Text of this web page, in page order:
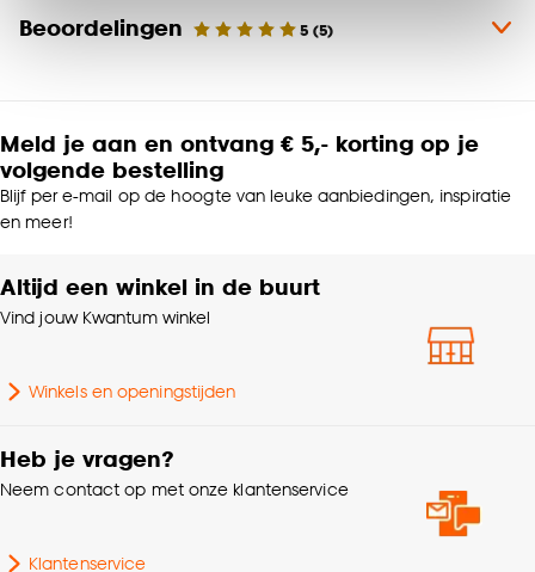
Klik op ‘Ja, alles toestaan’ om gebruik te maken
van alle cookies, of klik op ‘weigeren’ om alleen de
accepteren door op ‘Cookies aanpassen’ te
klikken.
Goed om te weten is dat je deze keuze altijd nog
cookieverklaring .
Materiaal Bamboe
Lamelbreedte 5 CM
Garantietermijn
Interieurstijl
Retro, Scandinavisch,
Beoordelingen 5 (5)
Meld je aan en ontvang € 5,- korting op je
volgende bestelling
Blijf per e-mail op de hoogte van leuke aanbiedingen, inspiratie
en meer!
Altijd een winkel in de buurt
Vind jouw Kwantum winkel
Winkels en openingstijden
Heb je vragen?
Neem contact op met onze klantenservice
Klantenservice